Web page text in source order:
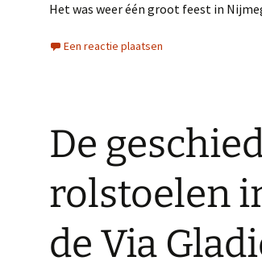
Het was weer één groot feest in
Een reactie plaatsen
De
rolstoelen
de Via